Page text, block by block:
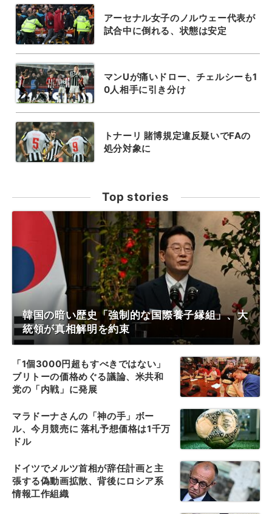
アーセナル女子のノルウェー代表が
試合中に倒れる、状態は安定
マンUが痛いドロー、チェルシーも1
0人相手に引き分け
トナーリ 賭博規定違反疑いでFAの
処分対象に
Top stories
韓国の暗い歴史「強制的な国際養子縁組」、大
統領が真相解明を約束
「1個3000円超もすべきではない」
ブリトーの価格めぐる議論、米共和
党の「内戦」に発展
マラドーナさんの「神の手」ボー
ル、今月競売に 落札予想価格は1千万
ドル
ドイツでメルツ首相が辞任計画と主
張する偽動画拡散、背後にロシア系
情報工作組織